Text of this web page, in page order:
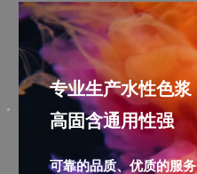
专业生产水性色浆
高固含通用性强
可靠的品质、优质的服务